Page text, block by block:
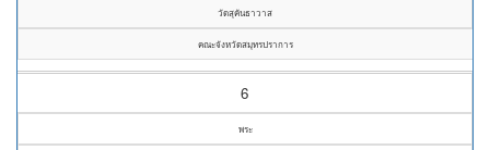
วัดสุคันธาวาส
คณะจังหวัดสมุทรปราการ
6
พระ